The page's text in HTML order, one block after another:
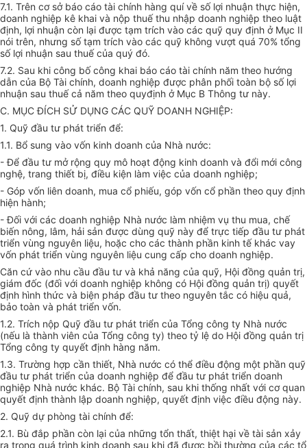
7.1. Trên cơ sở báo cáo tài chính hàng quí về số lợi nhuận thực hiện,
doanh nghiệp kê khai và nộp thuế thu nhập doanh nghiệp theo luật
định, lợi nhuận còn lại được tạm trích vào các quỹ quy định ở Mục II
nói trên, nhưng số tạm trích vào các quỹ không vượt quá 70% tổng
số lợi nhuận sau thuế của quý đó.
7.2. Sau khi công bố công khai báo cáo tài chính năm theo hướng
dẫn của Bộ Tài chính, doanh nghiệp được phân phối toàn bộ số lợi
nhuận sau thuế cả năm theo quyđịnh ở Mục B Thông tư này.
C. MỤC ĐÍCH SỬ DỤNG CÁC QUỸ DOANH NGHIỆP:
1. Quỹ đầu tư phát triển để:
1.1. Bổ sung vào vốn kinh doanh của Nhà nước:
- Để đầu tư mở rộng quy mô hoạt động kinh doanh và đổi mới công
nghệ, trang thiết bị, điều kiện làm việc của doanh nghiệp;
- Góp vốn liên doanh, mua cổ phiếu, góp vốn cổ phần theo quy định
hiện hành;
- Đối với các doanh nghiệp Nhà nước làm nhiệm vụ thu mua, chế
biến nông, lâm, hải sản được dùng quỹ này để trực tiếp đầu tư phát
triển vùng nguyên liệu, hoặc cho các thành phần kinh tế khác vay
vốn phát triển vùng nguyên liệu cung cấp cho doanh nghiệp.
Căn cứ vào nhu cầu đầu tư và khả năng của quỹ, Hội đồng quản trị,
giám đốc (đối với doanh nghiệp không có Hội đồng quản trị) quyết
định hình thức và biện pháp đầu tư theo nguyên tắc có hiệu quả,
bảo toàn và phát triển vốn.
1.2. Trích nộp Quỹ đầu tư phát triển của Tổng công ty Nhà nước
(nếu là thành viên của Tổng công ty) theo tỷ lệ do Hội đồng quản trị
Tổng công ty quyết định hàng năm.
1.3. Trường hợp cần thiết, Nhà nước có thể điều động một phần quỹ
đầu tư phát triển của doanh nghiệp để đầu tư phát triển doanh
nghiệp Nhà nước khác. Bộ Tài chính, sau khi thống nhất với cơ quan
quyết định thành lập doanh nghiệp, quyết định việc điều động này.
2. Quỹ dự phòng tài chính để:
2.1. Bù đắp phần còn lại của những tổn thất, thiệt hại về tài sản xảy
ra trong quá trình kinh doanh sau khi đã được bồi thường của các tổ